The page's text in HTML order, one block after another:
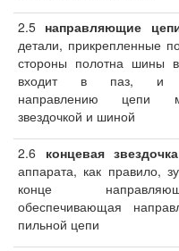
2.5 направляющие
детали, прикрепленные
стороны полотна шины
входит в паз, и
направлению цепи
звездочкой и шиной
2.6 концевая звездочка
аппарата, как правило,
конце
обеспечивающая
пильной цепи